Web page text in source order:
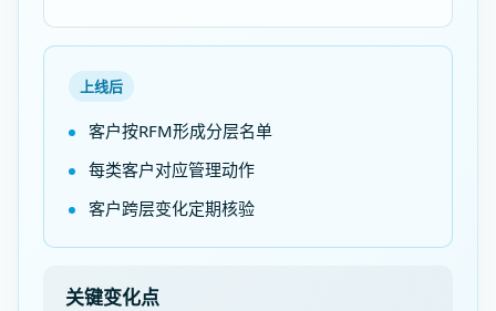
上线后
客户按RFM形成分层名单
每类客户对应管理动作
客户跨层变化定期核验
关键变化点